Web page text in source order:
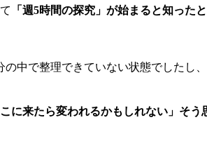
「週5時間の探究」が始まると知った
中で整理できていない状態でしたし、
に来たら変われるかもしれない」そう